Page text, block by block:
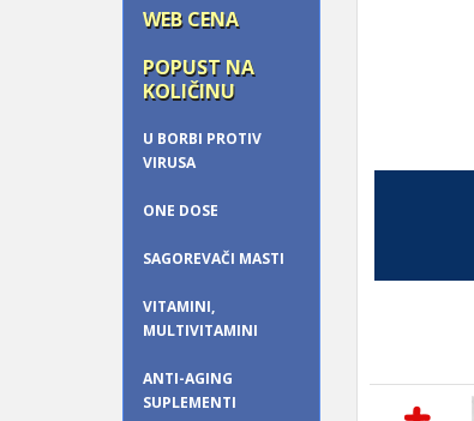
WEB CENA
POPUST NA
KOLIČINU
U BORBI PROTIV
VIRUSA
ONE DOSE
SAGOREVAČI MASTI
VITAMINI,
MULTIVITAMINI
ANTI-AGING
SUPLEMENTI